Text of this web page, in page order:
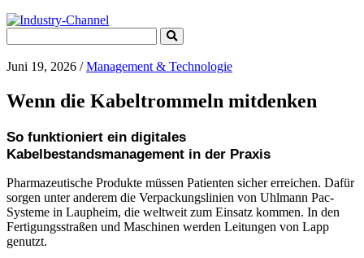
for:
Submit
Search
Juni 19, 2026 /Management & Technologie
Wenn die Kabeltrommeln mitdenken
So funktioniert ein digitales
Kabelbestandsmanagement in der Praxis
Pharmazeutische Produkte müssen Patienten sicher erreichen. Dafür
sorgen unter anderem die Verpackungslinien von Uhlmann Pac-
Systeme in Laupheim, die weltweit zum Einsatz kommen. In den
Fertigungsstraßen und Maschinen werden Leitungen von Lapp
genutzt.